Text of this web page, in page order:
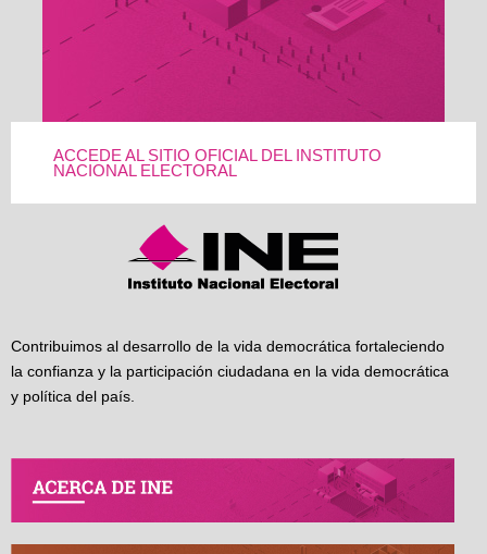
ACCEDE AL SITIO OFICIAL DEL INSTITUTO
NACIONAL ELECTORAL
Contribuimos al desarrollo de la vida democrática fortaleciendo
la confianza y la participación ciudadana en la vida democrática
y política del país.